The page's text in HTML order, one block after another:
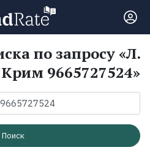
по запросу «Л.
9665727524»
Поиск